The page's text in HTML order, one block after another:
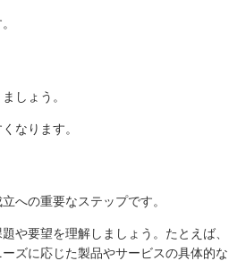
しょう。
なります。
への重要なステップです。
や要望を理解しましょう。たとえば、
ズに応じた製品やサービスの具体的な